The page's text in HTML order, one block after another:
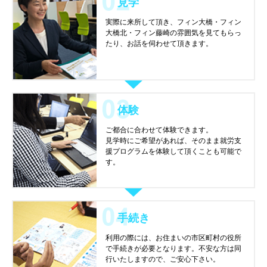
見学
実際に来所して頂き、フィン大橋・フィン
大橋北・フィン藤崎の雰囲気を見てもらっ
たり、お話を伺わせて頂きます。
体験
ご都合に合わせて体験できます。
見学時にご希望があれば、そのまま就労支
援プログラムを体験して頂くことも可能で
す。
手続き
利用の際には、お住まいの市区町村の役所
で手続きが必要となります。不安な方は同
行いたしますので、ご安心下さい。